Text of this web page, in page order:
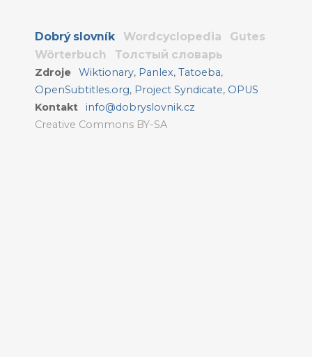
Dobrý slovník Wordcyclopedia
Gutes
Wörterbuch
Толстый словарь
Zdroje Wiktionary, Panlex,Tatoeba,
OpenSubtitles.org, Project Syndicate, OPUS
Kontakt
info@dobryslovnik.cz
Creative Commons BY-SA